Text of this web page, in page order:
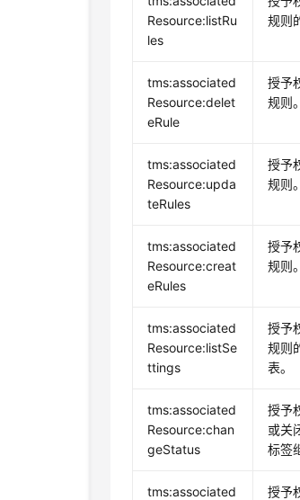
Resource:listRu
les
规则
tms:associated
Resource:delet
eRule
授予
规则。
tms:associated
Resource:upda
teRules
授予
规则。
tms:associated
Resource:creat
eRules
授予
规则。
tms:associated
Resource:listSe
ttings
授予
规则
表。
tms:associated
Resource:chan
geStatus
授予
或关
标签
tms:associated
授予